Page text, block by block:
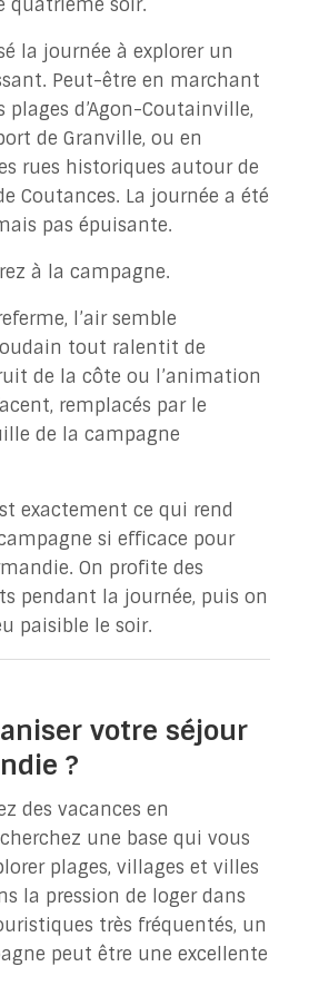
quatrième soir.
la journée à explorer un
Peut-être en marchant
plages d’Agon-Coutainville,
de Granville, ou en
rues historiques autour de
Coutances. La journée a été
pas épuisante.
à la campagne.
l’air semble
tout ralentit de
de la côte ou l’animation
remplacés par le
de la campagne
exactement ce qui rend
si efficace pour
On profite des
pendant la journée, puis on
paisible le soir.
votre séjour
?
des vacances en
une base qui vous
plages, villages et villes
la pression de loger dans
très fréquentés, un
peut être une excellente